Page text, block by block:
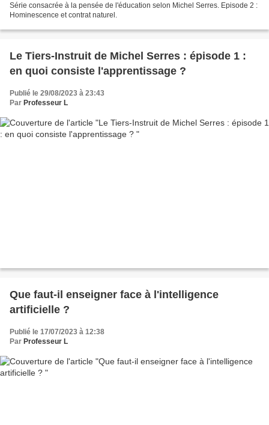
Série consacrée à la pensée de l'éducation selon Michel Serres. Episode 2 :
Hominescence et contrat naturel.
Le Tiers-Instruit de Michel Serres : épisode 1 :
en quoi consiste l'apprentissage ?
Publié le 29/08/2023 à 23:43
Par Professeur L
Que faut-il enseigner face à l'intelligence
artificielle ?
Publié le 17/07/2023 à 12:38
Par Professeur L